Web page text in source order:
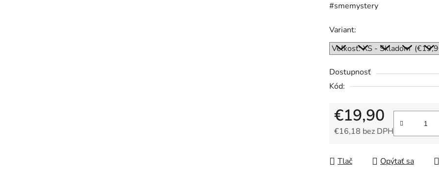
#smemystery
Variant:
Dostupnosť
Kód:
€19,90
€16,18 bez DPH
Tlač
Opýtať sa